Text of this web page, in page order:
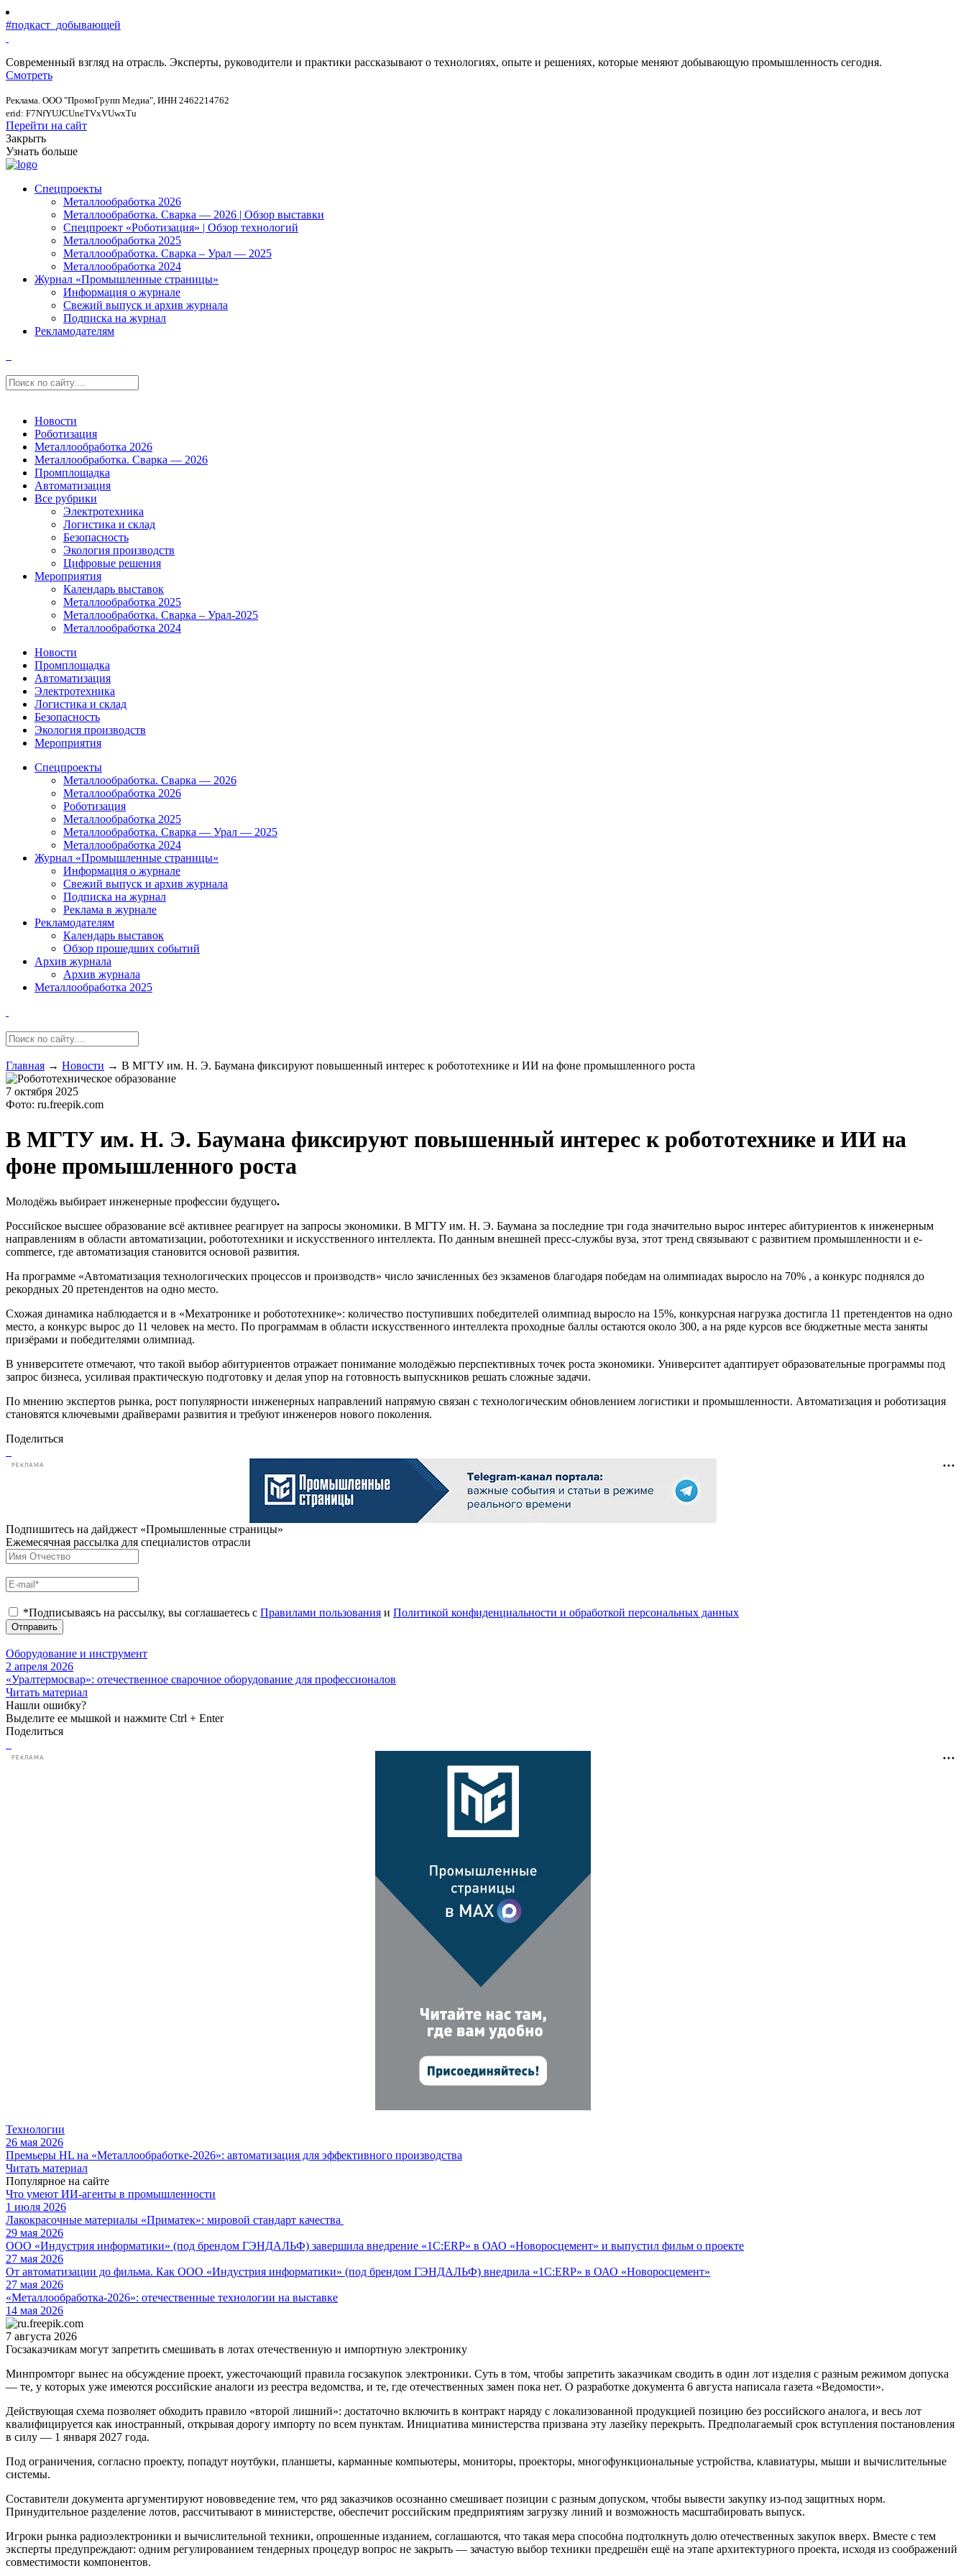
#подкаст_добывающей
Современный взгляд на отрасль. Эксперты, руководители и практики рассказывают о технологиях, опыте и решениях, которые меняют добывающую промышленность сегодня.
Смотреть
Реклама. ООО "ПромоГрупп Медиа", ИНН 2462214762
erid: F7NfYUJCUneTVxVUwxTu
Перейти на сайт
Закрыть
Узнать больше
Спецпроекты
Металлообработка 2026
Металлообработка. Сварка — 2026 | Обзор выставки
Спецпроект «Роботизация» | Обзор технологий
Металлообработка 2025
Металлообработка. Сварка – Урал — 2025
Металлообработка 2024
Журнал «Промышленные страницы»
Информация о журнале
Свежий выпуск и архив журнала
Подписка на журнал
Рекламодателям
Новости
Роботизация
Металлообработка 2026
Металлообработка. Сварка — 2026
Промплощадка
Автоматизация
Все рубрики
Электротехника
Логистика и склад
Безопасность
Экология производств
Цифровые решения
Мероприятия
Календарь выставок
Металлообработка 2025
Металлообработка. Сварка – Урал-2025
Металлообработка 2024
Новости
Промплощадка
Автоматизация
Электротехника
Логистика и склад
Безопасность
Экология производств
Мероприятия
Спецпроекты
Металлообработка. Сварка — 2026
Металлообработка 2026
Роботизация
Металлообработка 2025
Металлообработка. Сварка — Урал — 2025
Металлообработка 2024
Журнал «Промышленные страницы»
Информация о журнале
Свежий выпуск и архив журнала
Подписка на журнал
Реклама в журнале
Рекламодателям
Календарь выставок
Обзор прошедших событий
Архив журнала
Архив журнала
Металлообработка 2025
Главная → Новости → В МГТУ им. Н. Э. Баумана фиксируют повышенный интерес к робототехнике и ИИ на фоне промышленного роста
7 октября 2025
Фото: ru.freepik.com
В МГТУ им. Н. Э. Баумана фиксируют повышенный интерес к робототехнике и ИИ на
фоне промышленного роста
Молодёжь выбирает инженерные профессии будущего.
Российское высшее образование всё активнее реагирует на запросы экономики. В МГТУ им. Н. Э. Баумана за последние три года значительно вырос интерес абитуриентов к инженерным
направлениям в области автоматизации, робототехники и искусственного интеллекта. По данным внешней пресс-службы вуза, этот тренд связывают с развитием промышленности и e-
commerce, где автоматизация становится основой развития.
На программе «Автоматизация технологических процессов и производств» число зачисленных без экзаменов благодаря победам на олимпиадах выросло на 70% , а конкурс поднялся до
рекордных 20 претендентов на одно место.
Схожая динамика наблюдается и в «Мехатронике и робототехнике»: количество поступивших победителей олимпиад выросло на 15%, конкурсная нагрузка достигла 11 претендентов на одно
место, а конкурс вырос до 11 человек на место. По программам в области искусственного интеллекта проходные баллы остаются около 300, а на ряде курсов все бюджетные места заняты
призёрами и победителями олимпиад.
В университете отмечают, что такой выбор абитуриентов отражает понимание молодёжью перспективных точек роста экономики. Университет адаптирует образовательные программы под
запрос бизнеса, усиливая практическую подготовку и делая упор на готовность выпускников решать сложные задачи.
По мнению экспертов рынка, рост популярности инженерных направлений напрямую связан с технологическим обновлением логистики и промышленности. Автоматизация и роботизация
становятся ключевыми драйверами развития и требуют инженеров нового поколения.
Поделиться
РЕКЛАМА
Подпишитесь на дайджест «Промышленные страницы»
Ежемесячная рассылка для специалистов отрасли
*Подписываясь на рассылку, вы соглашаетесь с Правилами пользования и Политикой конфиденциальности и обработкой персональных данных
Отправить
Оборудование и инструмент
2 апреля 2026
«Уралтермосвар»: отечественное сварочное оборудование для профессионалов
Читать материал
Нашли ошибку?
Выделите ее мышкой и нажмите Ctrl + Enter
Поделиться
РЕКЛАМА
Технологии
26 мая 2026
Премьеры HL на «Металлообработке-2026»: автоматизация для эффективного производства
Читать материал
Популярное на сайте
Что умеют ИИ-агенты в промышленности
1 июля 2026
Лакокрасочные материалы «Приматек»: мировой стандарт качества
29 мая 2026
ООО «Индустрия информатики» (под брендом ГЭНДАЛЬФ) завершила внедрение «1С:ERP» в ОАО «Новоросцемент» и выпустил фильм о проекте
27 мая 2026
От автоматизации до фильма. Как ООО «Индустрия информатики» (под брендом ГЭНДАЛЬФ) внедрила «1С:ERP» в ОАО «Новоросцемент»
27 мая 2026
«Металлообработка-2026»: отечественные технологии на выставке
14 мая 2026
7 августа 2026
Госзаказчикам могут запретить смешивать в лотах отечественную и импортную электронику
Минпромторг вынес на обсуждение проект, ужесточающий правила госзакупок электроники. Суть в том, чтобы запретить заказчикам сводить в один лот изделия с разным режимом допуска
— те, у которых уже имеются российские аналоги из реестра ведомства, и те, где отечественных замен пока нет. О разработке документа 6 августа написала газета «Ведомости».
Действующая схема позволяет обходить правило «второй лишний»: достаточно включить в контракт наряду с локализованной продукцией позицию без российского аналога, и весь лот
квалифицируется как иностранный, открывая дорогу импорту по всем пунктам. Инициатива министерства призвана эту лазейку перекрыть. Предполагаемый срок вступления постановления
в силу — 1 января 2027 года.
Под ограничения, согласно проекту, попадут ноутбуки, планшеты, карманные компьютеры, мониторы, проекторы, многофункциональные устройства, клавиатуры, мыши и вычислительные
системы.
Составители документа аргументируют нововведение тем, что ряд заказчиков осознанно смешивает позиции с разным допуском, чтобы вывести закупку из-под защитных норм.
Принудительное разделение лотов, рассчитывают в министерстве, обеспечит российским предприятиям загрузку линий и возможность масштабировать выпуск.
Игроки рынка радиоэлектроники и вычислительной техники, опрошенные изданием, соглашаются, что такая мера способна подтолкнуть долю отечественных закупок вверх. Вместе с тем
эксперты предупреждают: одним регулированием тендерных процедур вопрос не закрыть — зачастую выбор техники предрешён ещё на этапе архитектурного проекта, исходя из соображений
совместимости компонентов.